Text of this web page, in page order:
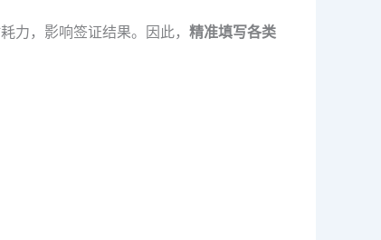
力，影响签证结果。因此， 精准填写各类